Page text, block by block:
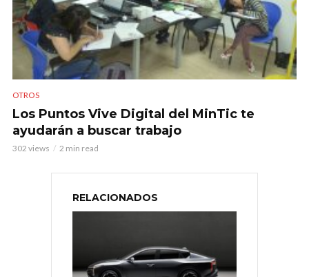
OTROS
Los Puntos Vive Digital del MinTic te
ayudarán a buscar trabajo
302 views 2 min read
RELACIONADOS